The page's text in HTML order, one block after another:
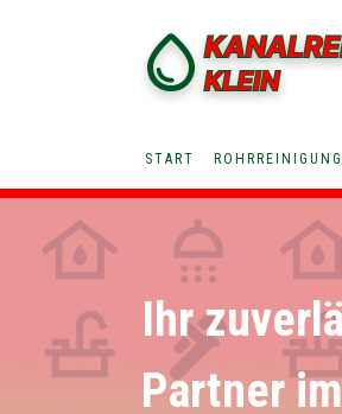
START ROHRREINIGUNG
Ihr
Partner